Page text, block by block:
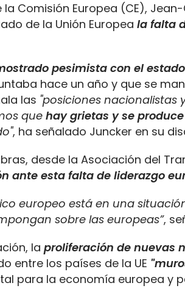
la Comisión Europea (CE),
de la Unión Europea la falta
pesimista con el
hace un año y que se
las "posiciones
que hay grietas y se
, ha señalado Juncker en su
desde la Asociación del
ante esta falta de liderazgo
europeo está en una
sobre las europeas”,
la proliferación de nuevas
entre los países de la UE
para la economía europea y